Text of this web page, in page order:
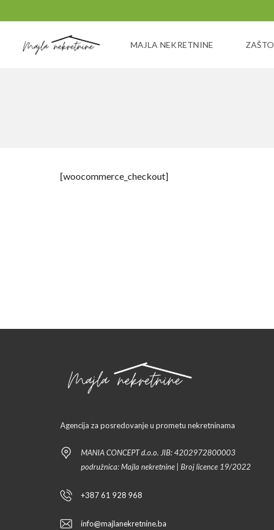
MAJLA NEKRETNINE
[woocommerce_checkout]
Agencija za posredovanje u prometu nekretninama
MANIA CONCEPT d.o.o. JIB: 4202972800003
podružnica: Majla nekretnine | Broj licence 19/2022
+387 61 928 968
info@majlanekretnine.ba